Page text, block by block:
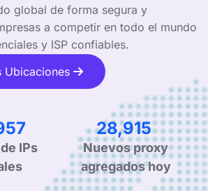
global de forma segura y
a competir en todo el mundo
y ISP confiables.
Ubicaciones
IPs
45,261
Nuevos proxy
agregados hoy